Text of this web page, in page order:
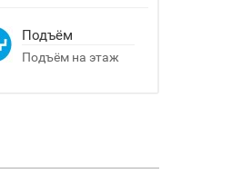
Подъём
Подъём на этаж